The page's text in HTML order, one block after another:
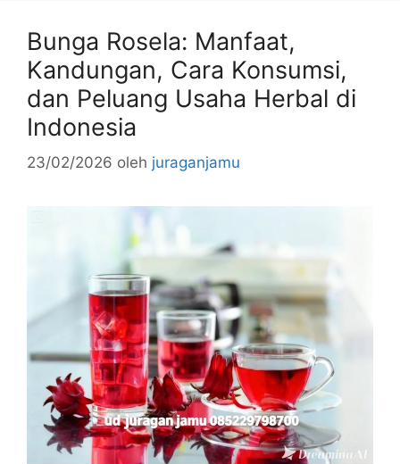
Bunga Rosela: Manfaat,
Kandungan, Cara Konsumsi,
dan Peluang Usaha Herbal di
Indonesia
23/02/2026 oleh juraganjamu